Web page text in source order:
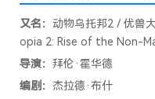
又名： 动物乌托邦2 / 优兽
opia 2: Rise of the Non-
导演： 拜伦·霍华德
编剧： 杰拉德·布什